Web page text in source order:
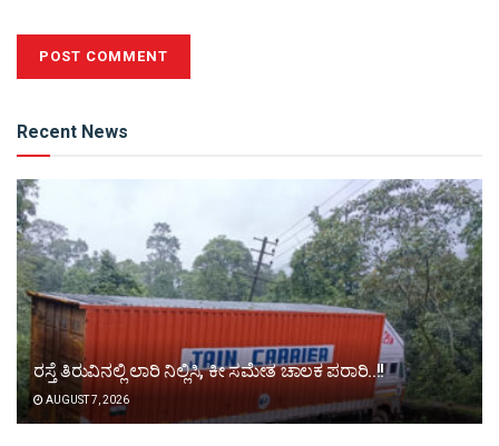
Recent News
ರಸ್ತೆ ತಿರುವಿನಲ್ಲಿ ಲಾರಿ ನಿಲ್ಲಿಸಿ, ಕೀ ಸಮೇತ ಚಾಲಕ ಪರಾರಿ..!!
AUGUST 7, 2026